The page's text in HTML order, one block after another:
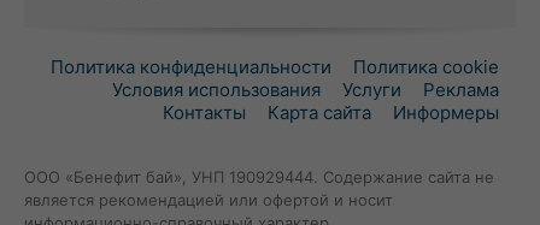
Политика конфиденциальности
Политика cookie
Условия использования
Услуги
Реклама
Контакты
Карта сайта Информеры
ООО «Бенефит бай», УНП 190929444. Содержание сайта не
является рекомендацией или офертой и носит